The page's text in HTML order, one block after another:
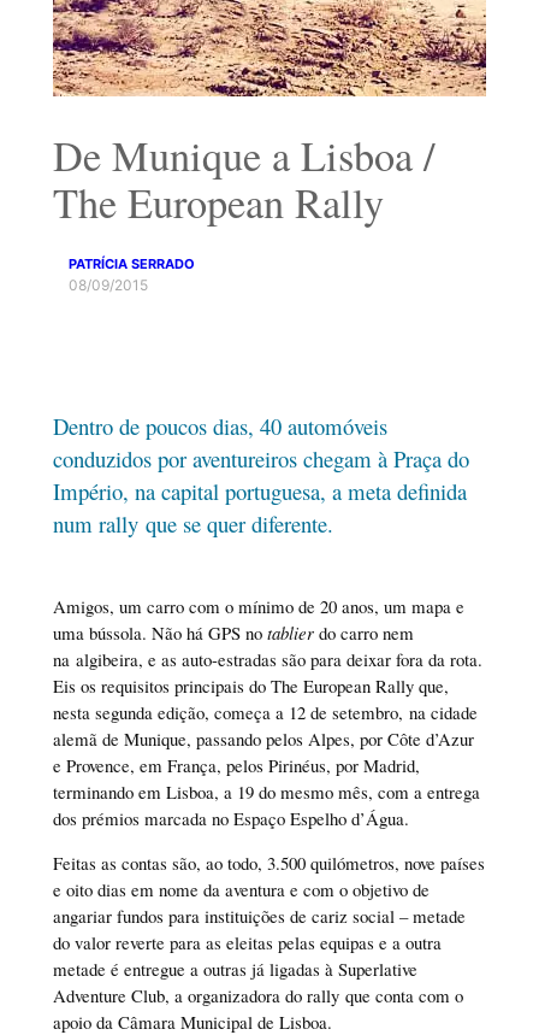
De Munique a Lisboa /
The European Rally
PATRÍCIA SERRADO
08/09/2015
Dentro de poucos dias, 40 automóveis
conduzidos por aventureiros chegam à Praça do
Império, na capital portuguesa, a meta definida
num rally que se quer diferente.
Amigos, um carro com o mínimo de 20 anos, um mapa e
uma bússola. Não há GPS no tablierdo carro nem
na algibeira, e as auto-estradas são para deixar fora da rota.
Eis os requisitos principais do The European Rally que,
nesta segunda edição, começa a 12 de setembro, na cidade
alemã de Munique, passando pelos Alpes, por Côte d’Azur
e Provence, em França, pelos Pirinéus, por Madrid,
terminando em Lisboa, a 19 do mesmo mês, com a entrega
dos prémios marcada no Espaço Espelho d’Água.
Feitas as contas são, ao todo, 3.500 quilómetros, nove países
e oito dias em nome da aventura e com o objetivo de
angariar fundos para instituições de cariz social – metade
do valor reverte para as eleitas pelas equipas e a outra
metade é entregue a outras já ligadas à Superlative
Adventure Club, a organizadora do rally que conta com o
apoio da Câmara Municipal de Lisboa.